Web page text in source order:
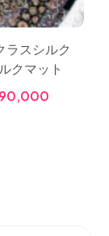
ラスシルク
クマット